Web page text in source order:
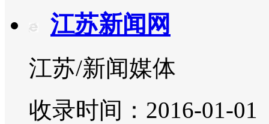
江苏新闻网
江苏/新闻媒体
收录时间：2016-01-01